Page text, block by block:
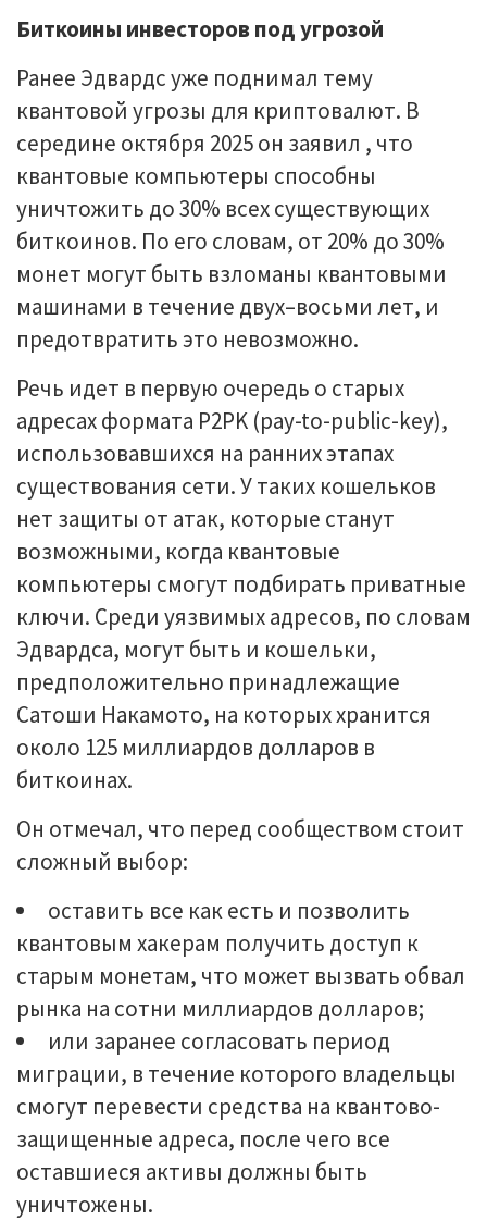
Биткоины инвесторов под угрозой
Ранее Эдвардс уже поднимал тему
квантовой угрозы для криптовалют. В
середине октября 2025 он заявил , что
квантовые компьютеры способны
уничтожить до 30% всех существующих
биткоинов. По его словам, от 20% до 30%
монет могут быть взломаны квантовыми
машинами в течение двух–восьми лет, и
предотвратить это невозможно.
Речь идет в первую очередь о старых
адресах формата P2PK (pay-to-public-key),
использовавшихся на ранних этапах
существования сети. У таких кошельков
нет защиты от атак, которые станут
возможными, когда квантовые
компьютеры смогут подбирать приватные
ключи. Среди уязвимых адресов, по словам
Эдвардса, могут быть и кошельки,
предположительно принадлежащие
Сатоши Накамото, на которых хранится
около 125 миллиардов долларов в
биткоинах.
Он отмечал, что перед сообществом стоит
сложный выбор:
оставить все как есть и позволить
квантовым хакерам получить доступ к
старым монетам, что может вызвать обвал
рынка на сотни миллиардов долларов;
или заранее согласовать период
миграции, в течение которого владельцы
смогут перевести средства на квантово-
защищенные адреса, после чего все
оставшиеся активы должны быть
уничтожены.